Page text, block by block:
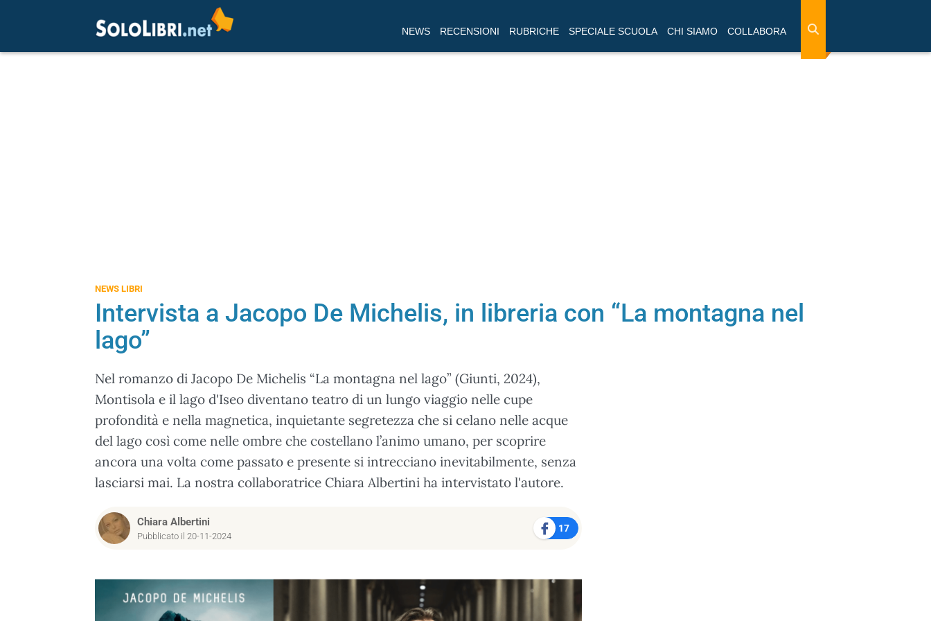
NEWS RECENSIONI RUBRICHE SPECIALE SCUOLA CHI SIAMO COLLABORA
NEWS LIBRI
Intervista a Jacopo De Michelis, in libreria con “La montagna nel
lago”
Nel romanzo di Jacopo De Michelis “La montagna nel lago” (Giunti, 2024),
Montisola e il lago d'Iseo diventano teatro di un lungo viaggio nelle cupe
profondità e nella magnetica, inquietante segretezza che si celano nelle acque
del lago così come nelle ombre che costellano l’animo umano, per scoprire
ancora una volta come passato e presente si intrecciano inevitabilmente, senza
lasciarsi mai. La nostra collaboratrice Chiara Albertini ha intervistato l'autore.
Chiara Albertini
Pubblicato il 20-11-2024
17